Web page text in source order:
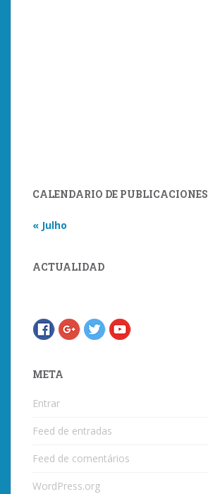
CALENDARIO DE PUBLICACIONES
« Julho
ACTUALIDAD
META
Entrar
Feed de entradas
Feed de comentários
WordPress.org